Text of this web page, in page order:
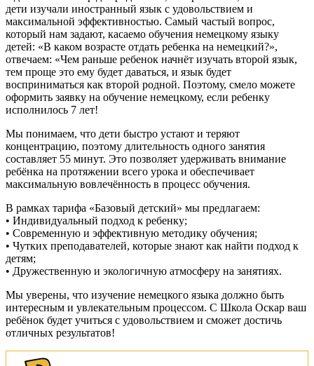
дети изучали иностранный язык с удовольствием и
максимальной эффективностью. Самый частый вопрос,
который нам задают, касаемо обучения немецкому языку
детей: «В каком возрасте отдать ребенка на немецкий?»,
отвечаем: «Чем раньше ребенок начнёт изучать второй язык,
тем проще это ему будет даваться, и язык будет
восприниматься как второй родной. Поэтому, смело можете
оформить заявку на обучение немецкому, если ребенку
исполнилось 7 лет!
Мы понимаем, что дети быстро устают и теряют
концентрацию, поэтому длительность одного занятия
составляет 55 минут. Это позволяет удерживать внимание
ребёнка на протяжении всего урока и обеспечивает
максимальную вовлечённость в процесс обучения.
В рамках тарифа «Базовый детский» мы предлагаем:
• Индивидуальный подход к ребенку;
• Современную и эффективную методику обучения;
• Чутких преподавателей, которые знают как найти подход к
детям;
• Дружественную и экологичную атмосферу на занятиях.
Мы уверены, что изучение немецкого языка должно быть
интересным и увлекательным процессом. С Школа Оскар ваш
ребёнок будет учиться с удовольствием и сможет достичь
отличных результатов!